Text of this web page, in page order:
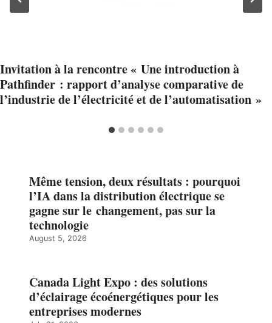
Invitation à la rencontre « Une introduction à
Pathfinder : rapport d’analyse comparative de
l’industrie de l’électricité et de l’automatisation »
Même tension, deux résultats : pourquoi
l’IA dans la distribution électrique se
gagne sur le changement, pas sur la
technologie
August 5, 2026
Canada Light Expo : des solutions
d’éclairage écoénergétiques pour les
entreprises modernes